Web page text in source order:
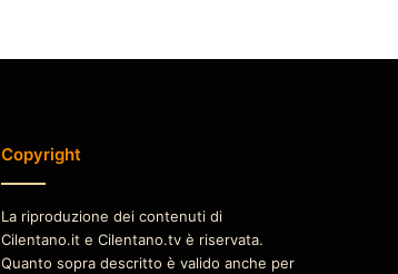
Copyright
La riproduzione dei contenuti di
Cilentano.it e Cilentano.tv è riservata.
Quanto sopra descritto è valido anche per